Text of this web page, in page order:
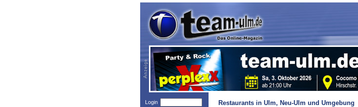
Login
Restaurants in Ulm, Neu-Ulm und Umgebung